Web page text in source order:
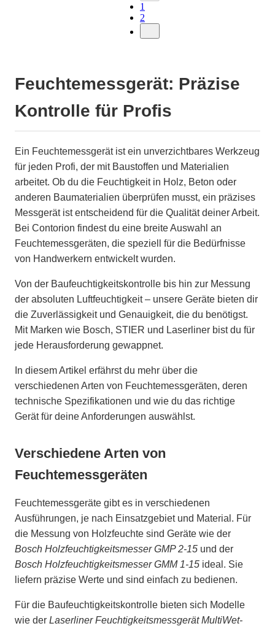
1
2
Feuchtemessgerät: Präzise
Kontrolle für Profis
Ein Feuchtemessgerät ist ein unverzichtbares Werkzeug
für jeden Profi, der mit Baustoffen und Materialien
arbeitet. Ob du die Feuchtigkeit in Holz, Beton oder
anderen Baumaterialien überprüfen musst, ein präzises
Messgerät ist entscheidend für die Qualität deiner Arbeit.
Bei Contorion findest du eine breite Auswahl an
Feuchtemessgeräten, die speziell für die Bedürfnisse
von Handwerkern entwickelt wurden.
Von der Baufeuchtigkeitskontrolle bis hin zur Messung
der absoluten Luftfeuchtigkeit – unsere Geräte bieten dir
die Zuverlässigkeit und Genauigkeit, die du benötigst.
Mit Marken wie Bosch, STIER und Laserliner bist du für
jede Herausforderung gewappnet.
In diesem Artikel erfährst du mehr über die
verschiedenen Arten von Feuchtemessgeräten, deren
technische Spezifikationen und wie du das richtige
Gerät für deine Anforderungen auswählst.
Verschiedene Arten von
Feuchtemessgeräten
Feuchtemessgeräte gibt es in verschiedenen
Ausführungen, je nach Einsatzgebiet und Material. Für
die Messung von Holzfeuchte sind Geräte wie der
Bosch Holzfeuchtigkeitsmesser GMP 2-15 und der
Bosch Holzfeuchtigkeitsmesser GMM 1-15 ideal. Sie
liefern präzise Werte und sind einfach zu bedienen.
Für die Baufeuchtigkeitskontrolle bieten sich Modelle
wie der Laserliner Feuchtigkeitsmessgerät MultiWet-